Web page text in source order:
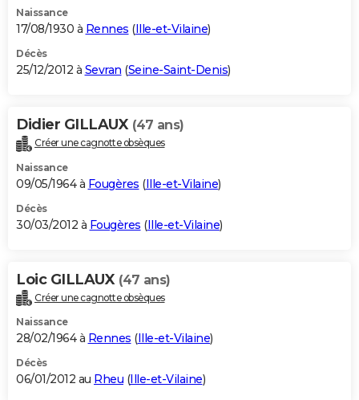
Naissance
17/08/1930 à Rennes (Ille-et-Vilaine)
Décès
25/12/2012 à Sevran (Seine-Saint-Denis)
Didier GILLAUX (47 ans)
Créer une cagnotte obsèques
Naissance
09/05/1964 à Fougères (Ille-et-Vilaine)
Décès
30/03/2012 à Fougères (Ille-et-Vilaine)
Loic GILLAUX (47 ans)
Créer une cagnotte obsèques
Naissance
28/02/1964 à Rennes (Ille-et-Vilaine)
Décès
06/01/2012 au Rheu (Ille-et-Vilaine)